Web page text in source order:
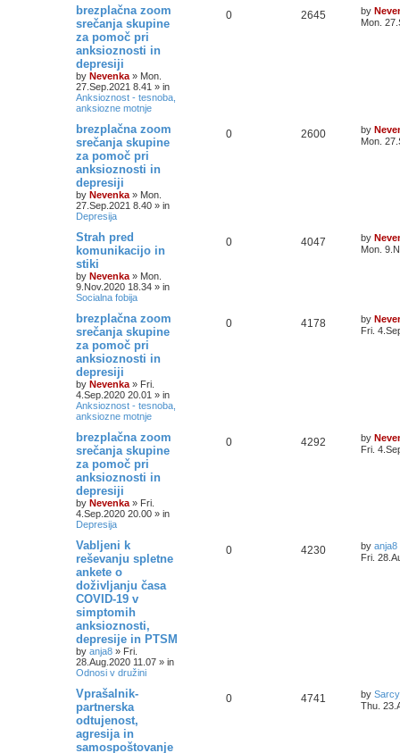
brezplačna zoom
srečanja skupine
za pomoč pri
anksioznosti in
depresiji
by Nevenka » Mon.
27.Sep.2021 8.41 » in
Anksioznost - tesnoba,
anksiozne motnje
0 2645 by
Mon.
brezplačna zoom
srečanja skupine
za pomoč pri
anksioznosti in
depresiji
by Nevenka » Mon.
27.Sep.2021 8.40 » in
Depresija
0 2600 by
Mon.
Strah pred
komunikacijo in
stiki
by Nevenka » Mon.
9.Nov.2020 18.34 » in
Socialna fobija
0 4047 by
Mon.
brezplačna zoom
srečanja skupine
za pomoč pri
anksioznosti in
depresiji
by Nevenka » Fri.
4.Sep.2020 20.01 » in
Anksioznost - tesnoba,
anksiozne motnje
0 4178 by
Fri.
brezplačna zoom
srečanja skupine
za pomoč pri
anksioznosti in
depresiji
by Nevenka » Fri.
4.Sep.2020 20.00 » in
Depresija
0 4292 by
Fri.
Vabljeni k
reševanju spletne
ankete o
doživljanju časa
COVID-19 v
simptomih
anksioznosti,
depresije in PTSM
by anja8 » Fri.
28.Aug.2020 11.07 » in
Odnosi v družini
0 4230 by anja8
Fri.
Vprašalnik-
partnerska
odtujenost,
agresija in
samospoštovanje
0 4741 by
Thu.